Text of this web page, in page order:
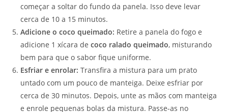
começar a soltar do fundo da panela. Isso deve levar
cerca de 10 a 15 minutos.
Adicione o coco queimado: Retire a panela do fogo e
adicione 1 xícara de coco ralado queimado, misturando
bem para que o sabor fique uniforme.
Esfriar e enrolar: Transfira a mistura para um prato
untado com um pouco de manteiga. Deixe esfriar por
cerca de 30 minutos. Depois, unte as mãos com manteiga
e enrole pequenas bolas da mistura. Passe-as no